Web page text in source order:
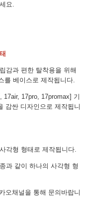
요.
감과 편한 탈착용을 위해
를 베이스로 제작됩니다.
17air, 17pro, 17promax] 기
감싼 디자인으로 제작됩니
각형 형태로 제작됩니다.
과 같이 하나의 사각형 형
오채널을 통해 문의바랍니